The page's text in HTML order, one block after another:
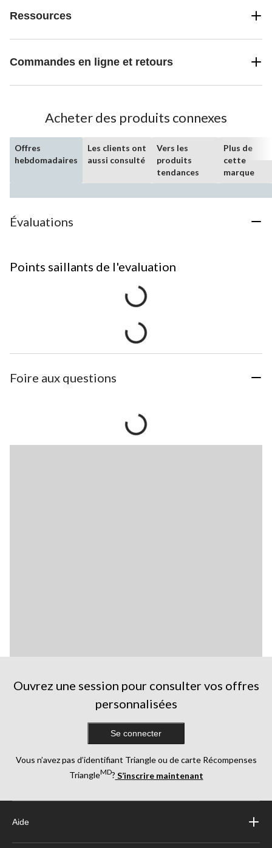
Ressources
Commandes en ligne et retours
Acheter des produits connexes
Offres
hebdomadaires
Les clients ont
aussi consulté
Vers les
produits
tendances
Plus de
cette
marque
Évaluations
Points saillants de l'evaluation
Foire aux questions
Ouvrez une session pour consulter vos offres
personnalisées
Se connecter
Vous n’avez pas d’identifiant Triangle ou de carte Récompenses
TriangleMD? S’inscrire maintenant
Aide